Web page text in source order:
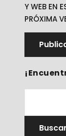
Y WEB EN
PRÓXIMA